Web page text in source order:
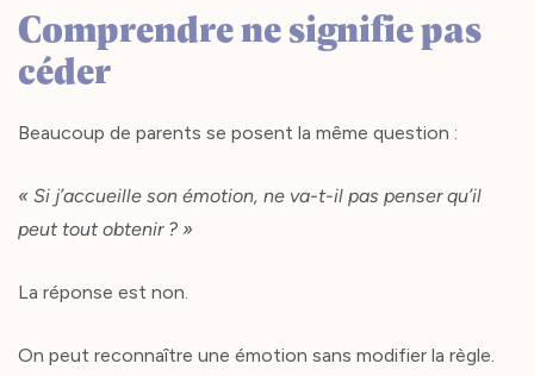
Comprendre ne signifie pas
céder
Beaucoup de parents se posent la même question :
« Si j’accueille son émotion, ne va-t-il pas penser qu’il
peut tout obtenir ? »
La réponse est non.
On peut reconnaître une émotion sans modifier la règle.